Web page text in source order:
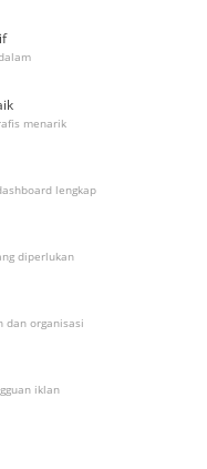
menarik
lengkap
diperlukan
dan organisasi
iklan